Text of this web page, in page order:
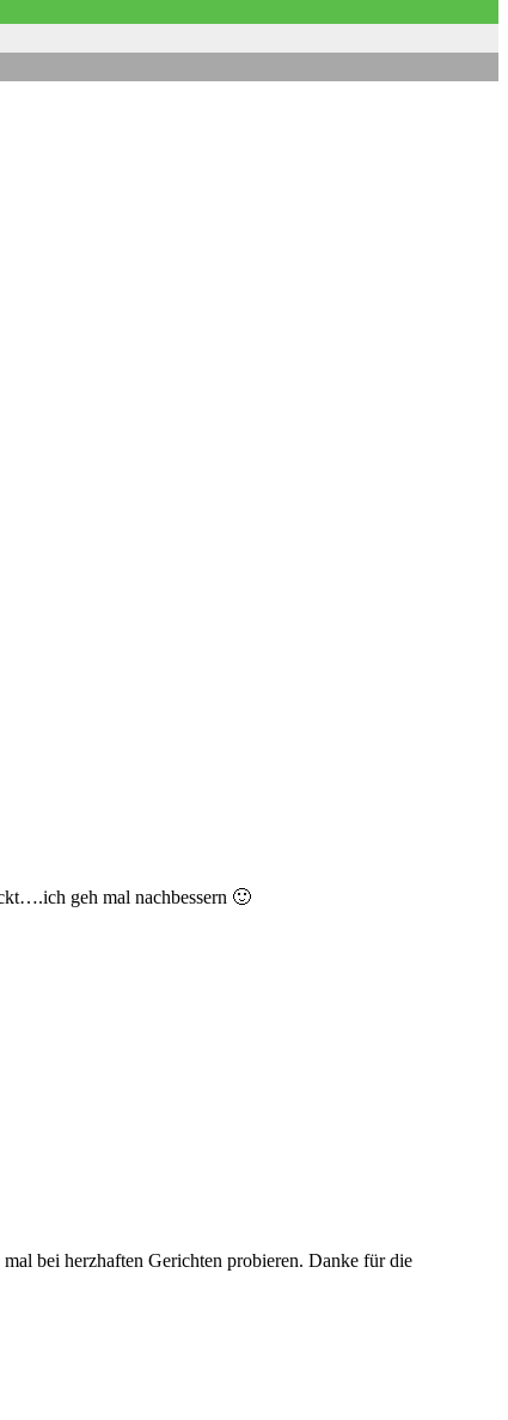
geh mal nachbessern 🙂
bei herzhaften Gerichten probieren. Danke für die